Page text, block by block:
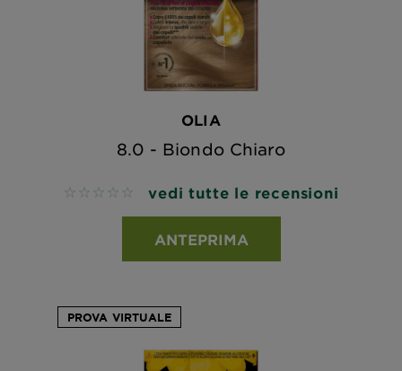
OLIA
8.0 - Biondo Chiaro
No reviews vedi tutte le recensioni
ANTEPRIMA
PROVA VIRTUALE